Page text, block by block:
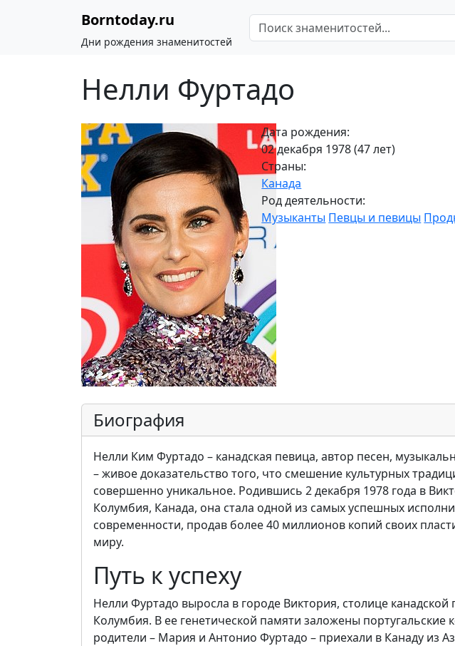
Borntoday.ru
Дни рождения знаменитостей
Нелли Фуртадо
Дата рождения:
02 декабря 1978 (47 лет)
Страны:
Канада
Род деятельности:
Музыканты Певцы и певицы
Биография
Нелли Ким Фуртадо – канадская певица, автор песен,
– живое доказательство того, что смешение культурных
совершенно уникальное. Родившись 2 декабря 1978 года в
Колумбия, Канада, она стала одной из самых успешных
современности, продав более 40 миллионов копий своих
миру.
Путь к успеху
Нелли Фуртадо выросла в городе Виктория, столице
Колумбия. В ее генетической памяти заложены португальские
родители – Мария и Антонио Фуртадо – приехали в Канаду из